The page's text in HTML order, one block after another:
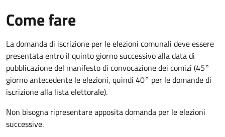
Come fare
La domanda di iscrizione per le elezioni comunali deve essere
presentata entro il quinto giorno successivo alla data di
pubblicazione del manifesto di convocazione dei comizi (45°
giorno antecedente le elezioni, quindi 40° per le domande di
iscrizione alla lista elettorale).
Non bisogna ripresentare apposita domanda per le elezioni
successive.